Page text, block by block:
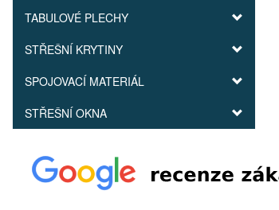
TABULOVÉ PLECHY
STŘEŠNÍ KRYTINY
SPOJOVACÍ MATERIÁL
STŘEŠNÍ OKNA